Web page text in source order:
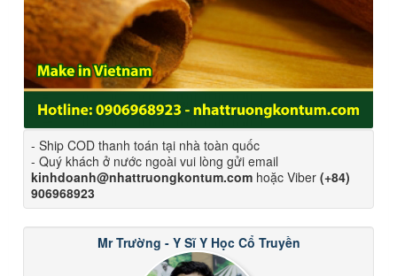
- Ship COD thanh toán tại nhà toàn quốc
- Quý khách ở nước ngoài vui lòng gửi email
kinhdoanh@nhattruongkontum.com hoặc Viber (+84)
906968923
Mr Trường - Y Sĩ Y Học Cổ Truyền